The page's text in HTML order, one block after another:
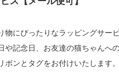
物にぴったりなラッピングサー
や記念日、お友達の猫ちゃんへ
ボンとタグをお付けいたします。